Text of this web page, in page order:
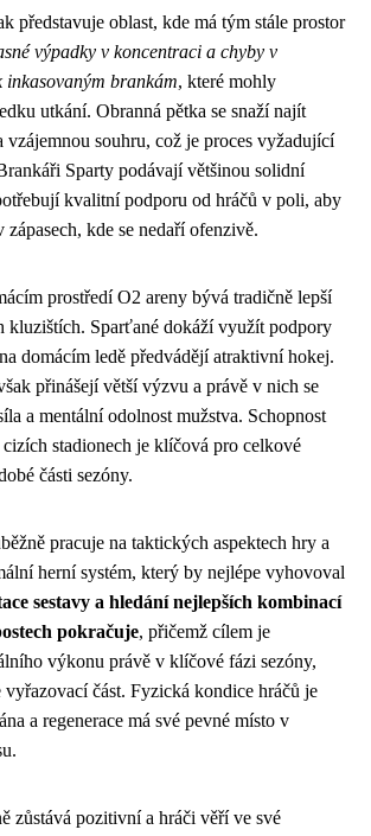
představuje oblast, kde má tým stále prostor
výpadky v koncentraci a chyby v
inkasovaným brankám, které mohly
utkání. Obranná pětka se snaží najít
vzájemnou souhru, což je proces vyžadující
Sparty podávají většinou solidní
kvalitní podporu od hráčů v poli, aby
kde se nedaří ofenzivě.
prostředí O2 areny bývá tradičně lepší
kluzištích. Sparťané dokáží využít podpory
domácím ledě předvádějí atraktivní hokej.
přinášejí větší výzvu a právě v nich se
a mentální odolnost mužstva. Schopnost
stadionech je klíčová pro celkové
části sezóny.
pracuje na taktických aspektech hry a
herní systém, který by nejlépe vyhovoval
sestavy a hledání nejlepších kombinací
pokračuje, přičemž cílem je
výkonu právě v klíčové fázi sezóny,
vyřazovací část. Fyzická kondice hráčů je
a regenerace má své pevné místo v
zůstává pozitivní a hráči věří ve své